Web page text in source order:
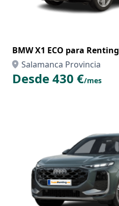
BMW X1 ECO para Renting
Salamanca Provincia
Desde 430 €/mes